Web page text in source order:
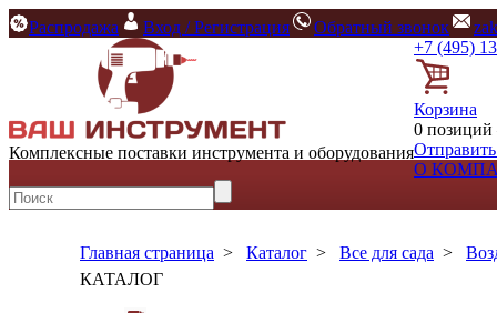
Распродажа Вход / Регистрация Обратный звонок
Комплексные поставки инструмента и оборудования
+7 (495)
Корзина
0 позиций
Отправить
О
Главная страница > Каталог > Все для сада >
КАТАЛОГ